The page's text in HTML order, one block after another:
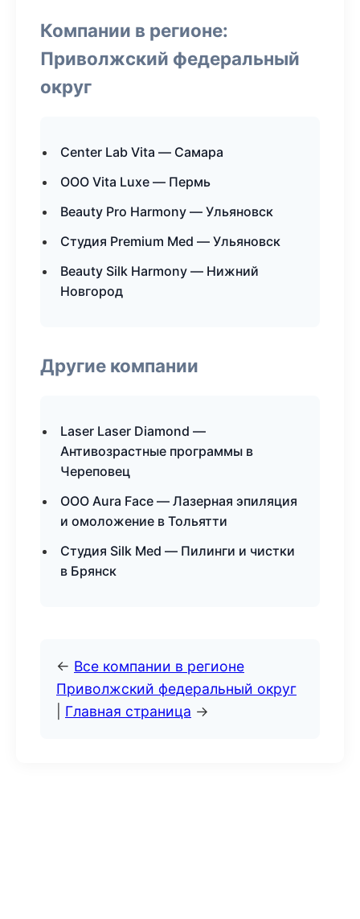
Компании в регионе:
Приволжский федеральный
округ
Center Lab Vita — Самара
ООО Vita Luxe — Пермь
Beauty Pro Harmony — Ульяновск
Студия Premium Med — Ульяновск
Beauty Silk Harmony — Нижний
Новгород
Другие компании
Laser Laser Diamond —
Антивозрастные программы в
Череповец
ООО Aura Face — Лазерная эпиляция
и омоложение в Тольятти
Студия Silk Med — Пилинги и чистки
в Брянск
← Все компании в регионе
Приволжский федеральный округ
Главная страница →